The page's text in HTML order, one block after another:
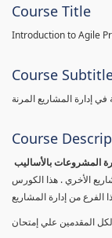
Course Title
Introduction to Agile
Course
في إدارة المشاريع المرنة
Course
المشروعات بالأساليب
الأخري . هذا الكورس